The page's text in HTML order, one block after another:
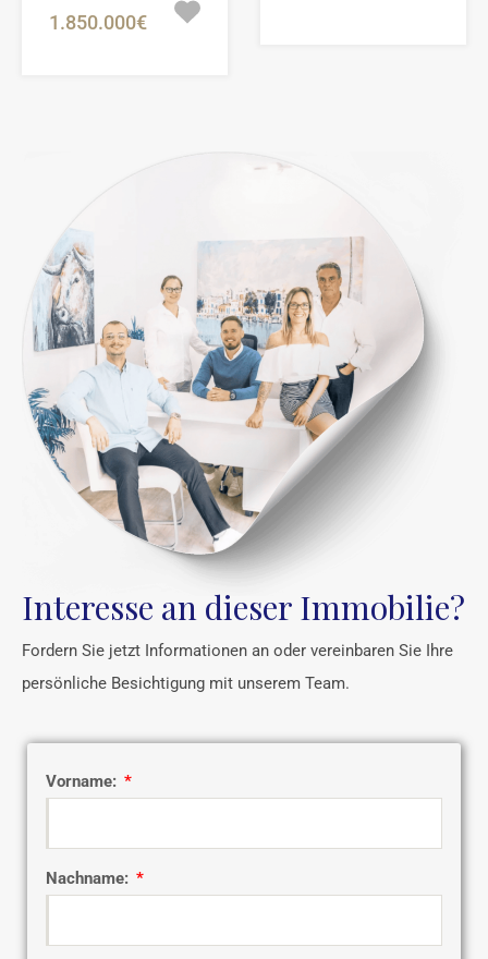
1.850.000€
Interesse an dieser Immobilie?
Fordern Sie jetzt Informationen an oder vereinbaren Sie Ihre
persönliche Besichtigung mit unserem Team.
Vorname:
Nachname: